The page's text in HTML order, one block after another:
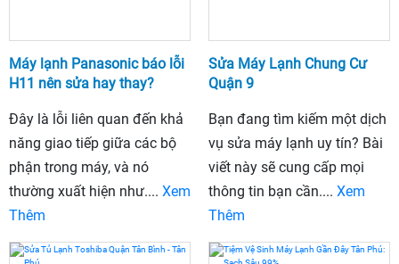
Máy lạnh Panasonic báo lỗi
H11 nên sửa hay thay?
Đây là lỗi liên quan đến khả
năng giao tiếp giữa các bộ
phận trong máy, và nó
thường xuất hiện như.... Xem
Thêm
Sửa Máy Lạnh Chung Cư
Quận 9
Bạn đang tìm kiếm một dịch
vụ sửa máy lạnh uy tín? Bài
viết này sẽ cung cấp mọi
thông tin bạn cần.... Xem
Thêm